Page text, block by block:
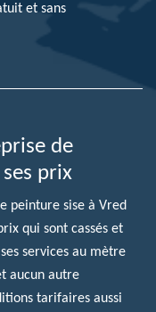
et sans
de
prix
peinture sise à Vred
qui sont cassés et
services au mètre
aucun autre
tarifaires aussi